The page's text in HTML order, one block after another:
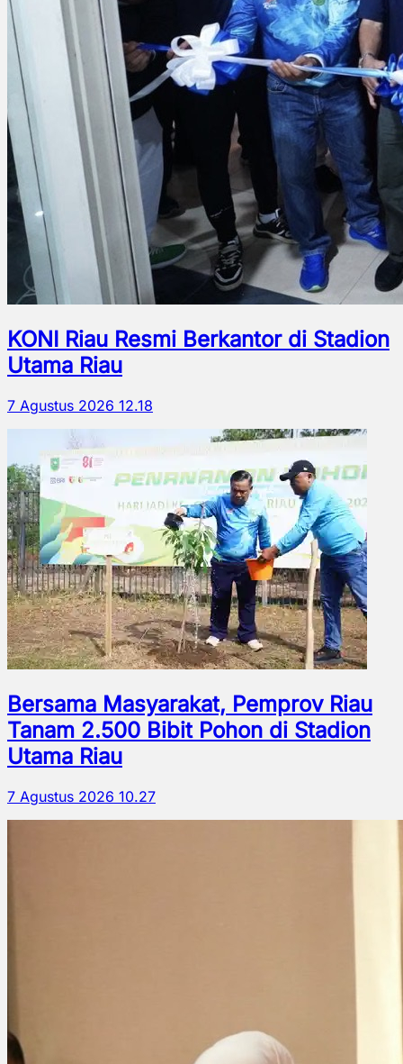
KONI Riau Resmi Berkantor di Stadion
Utama Riau
7 Agustus 2026 12.18
Bersama Masyarakat, Pemprov Riau
Tanam 2.500 Bibit Pohon di Stadion
Utama Riau
7 Agustus 2026 10.27